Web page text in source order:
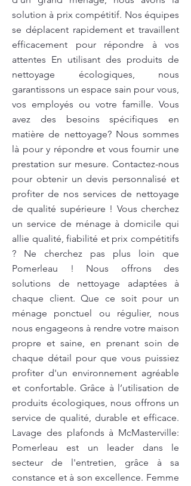
solution à prix compétitif. Nos équipes
se déplacent rapidement et travaillent
efficacement pour répondre à vos
attentes En utilisant des produits de
nettoyage écologiques, nous
garantissons un espace sain pour vous,
vos employés ou votre famille. Vous
avez des besoins spécifiques en
matière de nettoyage? Nous sommes
là pour y répondre et vous fournir une
prestation sur mesure. Contactez-nous
pour obtenir un devis personnalisé et
profiter de nos services de nettoyage
de qualité supérieure ! Vous cherchez
un service de ménage à domicile qui
allie qualité, fiabilité et prix compétitifs
? Ne cherchez pas plus loin que
Pomerleau ! Nous offrons des
solutions de nettoyage adaptées à
chaque client. Que ce soit pour un
ménage ponctuel ou régulier, nous
nous engageons à rendre votre maison
propre et saine, en prenant soin de
chaque détail pour que vous puissiez
profiter d'un environnement agréable
et confortable. Grâce à l’utilisation de
produits écologiques, nous offrons un
service de qualité, durable et efficace.
Lavage des plafonds à McMasterville:
Pomerleau est un leader dans le
secteur de l'entretien, grâce à sa
constance et à son excellence. Femme